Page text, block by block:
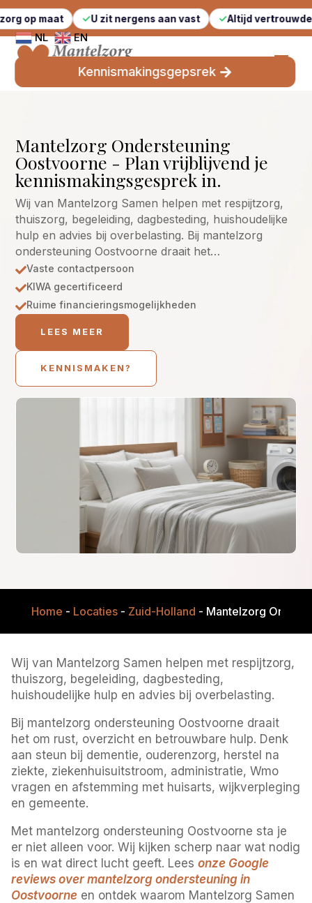
U zit nergens aan vast Altijd vertrouwde gezichten
NL EN
Kennismakingsgepsrek
Mantelzorg Ondersteuning
Oostvoorne - Plan vrijblijvend je
kennismakingsgesprek in.
Wij van Mantelzorg Samen helpen met respijtzorg,
thuiszorg, begeleiding, dagbesteding, huishoudelijke
hulp en advies bij overbelasting. Bij mantelzorg
ondersteuning Oostvoorne draait het…
Vaste contactpersoon
KIWA gecertificeerd
Ruime financieringsmogelijkheden
LEES MEER
KENNISMAKEN?
Home - Locaties- Zuid-Holland - Mantelzorg
Wij van Mantelzorg Samen helpen met respijtzorg,
thuiszorg, begeleiding, dagbesteding,
huishoudelijke hulp en advies bij overbelasting.
Bij mantelzorg ondersteuning Oostvoorne draait
het om rust, overzicht en betrouwbare hulp. Denk
aan steun bij dementie, ouderenzorg, herstel na
ziekte, ziekenhuisuitstroom, administratie, Wmo
vragen en afstemming met huisarts, wijkverpleging
en gemeente.
Met mantelzorg ondersteuning Oostvoorne sta je
er niet alleen voor. Wij kijken scherp naar wat nodig
is en wat direct lucht geeft. Leesonze Google
reviews over mantelzorg ondersteuning in
Oostvoorne en ontdek waarom Mantelzorg Samen